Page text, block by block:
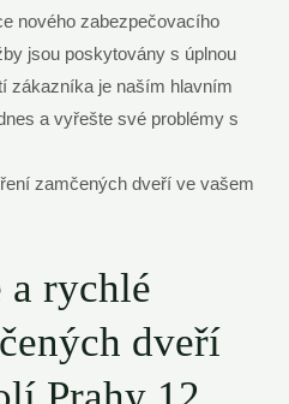
nového zabezpečovacího
jsou poskytovány s úplnou
zákazníka je naším hlavním
a vyřešte své problémy s
a rychlé
dveří